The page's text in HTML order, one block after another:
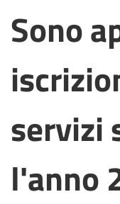
Sono
servizi
l'anno